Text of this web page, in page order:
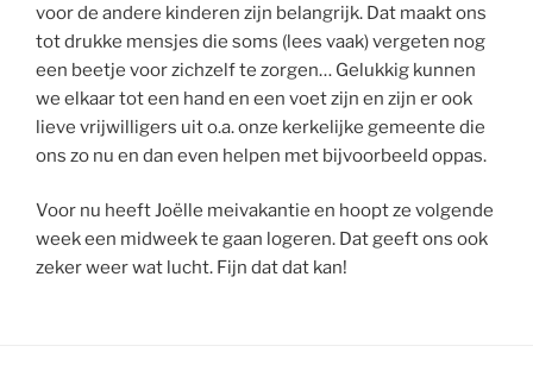
voor de andere kinderen zijn belangrijk. Dat maakt ons
tot drukke mensjes die soms (lees vaak) vergeten nog
een beetje voor zichzelf te zorgen… Gelukkig kunnen
we elkaar tot een hand en een voet zijn en zijn er ook
lieve vrijwilligers uit o.a. onze kerkelijke gemeente die
ons zo nu en dan even helpen met bijvoorbeeld oppas.
Voor nu heeft Joëlle meivakantie en hoopt ze volgende
week een midweek te gaan logeren. Dat geeft ons ook
zeker weer wat lucht. Fijn dat dat kan!